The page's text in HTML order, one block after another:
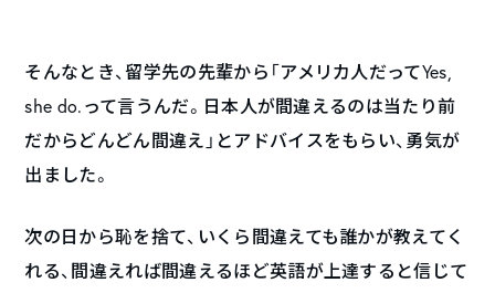
そんなとき、留学先の先輩から「アメリカ人だってYes,
she do.って言うんだ。日本人が間違えるのは当たり前
だからどんどん間違え」とアドバイスをもらい、勇気が
出ました。
次の日から恥を捨て、いくら間違えても誰かが教えてく
れる、間違えれば間違えるほど英語が上達すると信じて